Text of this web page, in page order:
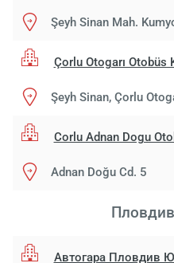
Şeyh Sinan Mah.
Çorlu Otogarı Otobüs
Şeyh Sinan, Çorlu
Corlu Adnan Dogu
Adnan Doğu Cd. 5
Автогара Пловдив